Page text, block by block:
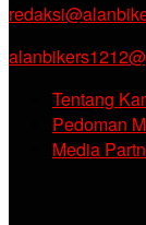
Tentang
Pedoman
Media